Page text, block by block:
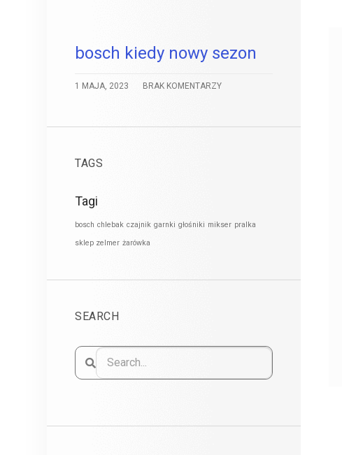
bosch kiedy nowy sezon
1 MAJA, 2023 BRAK KOMENTARZY
TAGS
Tagi
bosch chlebak czajnik garnki głośniki mikser pralka
sklep zelmer żarówka
SEARCH